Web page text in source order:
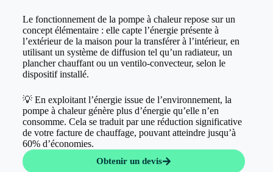
Le fonctionnement de la pompe à chaleur repose sur un
concept élémentaire : elle capte l’énergie présente à
l’extérieur de la maison pour la transférer à l’intérieur, en
utilisant un système de diffusion tel qu’un radiateur, un
plancher chauffant ou un ventilo-convecteur, selon le
dispositif installé.
💡 En exploitant l’énergie issue de l’environnement, la
pompe à chaleur génère plus d’énergie qu’elle n’en
consomme. Cela se traduit par une réduction significative
de votre facture de chauffage, pouvant atteindre jusqu’à
60% d’économies.
Obtenir un devis